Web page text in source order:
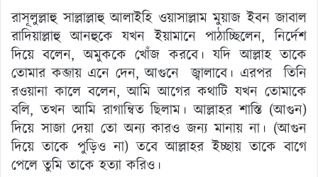
রাসূলুল্লাহু সাল্লাল্লাহু আলাইহি ওয়াসাল্লাম মুয়াজ ইবন জাবাল
রাদিয়াল্লাহু আনহুকে যখন ইয়ামানে পাঠাচ্ছিলেন, নির্দেশ
দিয়ে বলেন, অমুককে খোঁজ করবে। যদি আল্লাহ তাকে
তোমার কব্জায় এনে দেন, আগুনে জ্বালাবে। এরপর তিনি
রওয়ানা কালে বলেন, আমি আগের কথাটি যখন তোমাকে
বলি, তখন আমি রাগান্বিত ছিলাম। আল্লাহর শাস্তি (আগুন)
দিয়ে সাজা দেয়া তো অন্য কারও জন্য মানায় না। (আগুন
দিয়ে তাকে পুড়িও না) তবে আল্লাহর ইচ্ছায় তাকে বাগে
পেলে তুমি তাকে হত্যা করিও।